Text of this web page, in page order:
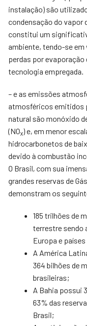
instalação) são
condensação do vapor
constitui um
ambiente, tendo-se
perdas por evaporação
tecnologia empregada.
– e as emissões
atmosféricos emitidos
natural são monóxido
(NOx) e, em menor
hidrocarbonetos de
devido à combustão
O Brasil, com sua
grandes reservas de
demonstram os
185 trilhões de
terrestre sendo
Europa e
A América
364 bilhões de
brasileiras;
A Bahia possui
63% das
Brasil;